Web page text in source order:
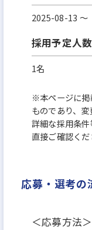
2025-08-13 〜
採用予定人数
1名
※本ページに掲
ものであり、変
詳細な採用条
直接ご確認くだ
応募・選考の
＜応募方法＞